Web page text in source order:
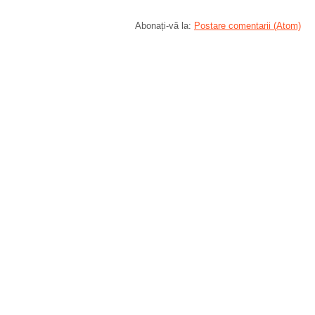
Abonați-vă la: Postare comentarii (Atom)